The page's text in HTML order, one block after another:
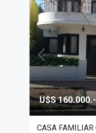
U$S 160.000.-